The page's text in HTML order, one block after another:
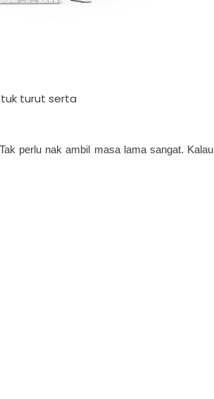
turut serta
perlu nak ambil masa lama sangat. Kalau